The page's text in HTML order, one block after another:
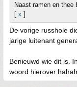
Naast ramen en thee
[ x ]
De vorige russhole
jarige luitenant
Benieuwd wie dit is.
woord hierover